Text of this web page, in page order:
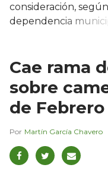
consideración,
dependencia
Cae rama
sobre
de
Martín García Chavero